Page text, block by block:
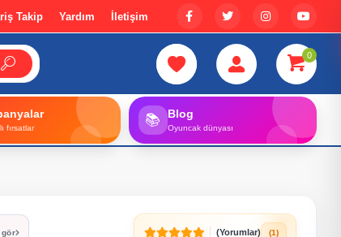
Takip Yardım İletişim
0
fırsatlar 📚 Blog
Oyuncak dünyası
(Yorumlar) (1)